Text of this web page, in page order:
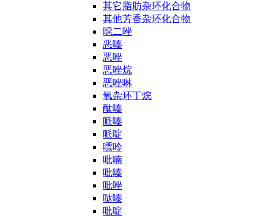
其它脂肪杂环化合物
其他芳香杂环化合物
噁二唑
恶嗪
恶唑
恶唑烷
恶唑啉
氧杂环丁烷
酞嗪
哌嗪
哌啶
嘌呤
吡喃
吡嗪
吡唑
哒嗪
吡啶